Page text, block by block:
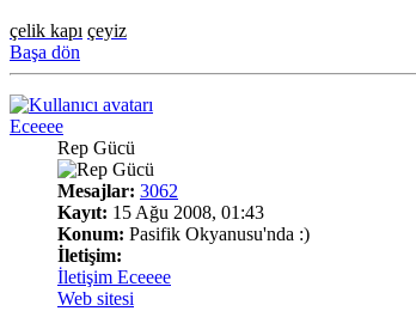
çelik kapı çeyiz
Başa dön
Eceeee
Rep Gücü
Mesajlar: 3062
Kayıt: 15 Ağu 2008, 01:43
Konum: Pasifik Okyanusu'nda :)
İletişim:
İletişim Eceeee
Web sitesi